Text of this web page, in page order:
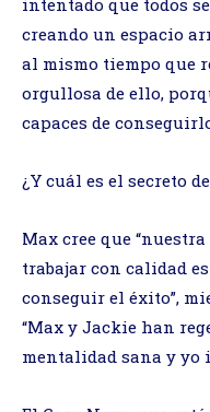
intentado que todos
creando un espacio
al mismo tiempo que
orgullosa de ello,
capaces de
¿Y cuál es el secreto
Max cree que
trabajar con calidad
conseguir el éxito”,
“Max y Jackie han
mentalidad sana y yo